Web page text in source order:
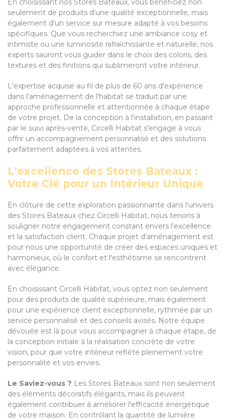
En choisissant nos Stores Bateaux, vous bénéficiez non
seulement de produits d'une qualité exceptionnelle, mais
également d'un service sur mesure adapté à vos besoins
spécifiques. Que vous recherchiez une ambiance cosy et
intimiste ou une luminosité rafraîchissante et naturelle, nos
experts sauront vous guider dans le choix des coloris, des
textures et des finitions qui sublimeront votre intérieur.
L'expertise acquise au fil de plus de 60 ans d'expérience
dans l'aménagement de l'habitat se traduit par une
approche professionnelle et attentionnée à chaque étape
de votre projet. De la conception à l'installation, en passant
par le suivi après-vente, Circelli Habitat s'engage à vous
offrir un accompagnement personnalisé et des solutions
parfaitement adaptées à vos attentes.
L'excellence des Stores Bateaux :
Votre Clé pour un Intérieur Unique
En clôture de cette exploration passionnante dans l'univers
des Stores Bateaux chez Circelli Habitat, nous tenons à
souligner notre engagement constant envers l'excellence
et la satisfaction client. Chaque projet d'aménagement est
pour nous une opportunité de créer des espaces uniques et
harmonieux, où le confort et l'esthétisme se rencontrent
avec élégance.
En choisissant Circelli Habitat, vous optez non seulement
pour des produits de qualité supérieure, mais également
pour une expérience client exceptionnelle, rythmée par un
service personnalisé et des conseils avisés. Notre équipe
dévouée est là pour vous accompagner à chaque étape, de
la conception initiale à la réalisation concrète de votre
vision, pour que votre intérieur reflète pleinement votre
personnalité et vos envies.
Le Saviez-vous ? Les Stores Bateaux sont non seulement
des éléments décoratifs élégants, mais ils peuvent
également contribuer à améliorer l'efficacité énergétique
de votre maison. En contrôlant la quantité de lumière